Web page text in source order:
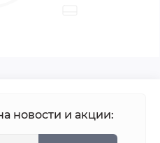
новости и акции: